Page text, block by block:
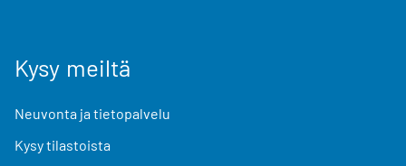
Kysy meiltä
Neuvonta ja tietopalvelu
Kysy tilastoista